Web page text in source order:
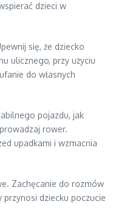
dzieci w
się, że dziecko
ulicznego, przy użyciu
do własnych
pojazdu, jak
rower.
upadkami i wzmacnia
Zachęcanie do rozmów
dziecku poczucie